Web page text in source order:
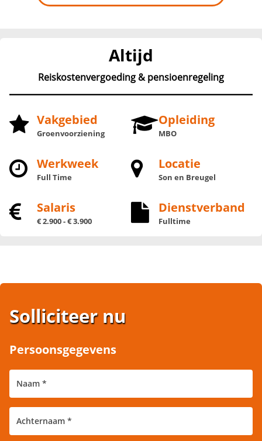
Altijd
Reiskostenvergoeding & pensioenregeling
Vakgebied
Groenvoorziening
Opleiding
MBO
Werkweek
Full Time
Locatie
Son en Breugel
Salaris
€ 2.900 - € 3.900
Dienstverband
Fulltime
Solliciteer nu
Persoonsgegevens